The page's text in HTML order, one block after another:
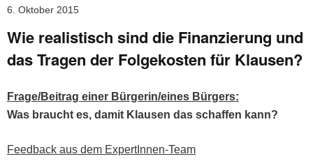
6. Oktober 2015
Wie realistisch sind die Finanzierung und
das Tragen der Folgekosten für Klausen?
Frage/Beitrag ein­er Bürgerin/eines Bürgers:
Was braucht es, damit Klausen das schaf­fen kann?
Feed­back aus dem ExpertInnen-Team